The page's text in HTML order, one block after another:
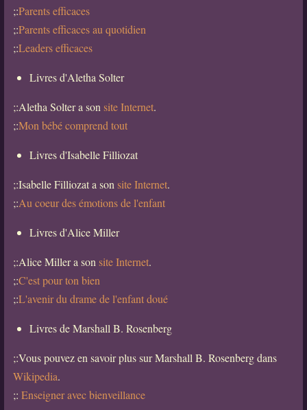
;:Parents efficaces
;:Parents efficaces au quotidien
;:Leaders efficaces
Livres d'Aletha Solter
;:Aletha Solter a son site Internet.
;:Mon bébé comprend tout
Livres d'Isabelle Filliozat
;:Isabelle Filliozat a son site Internet.
;:Au coeur des émotions de l'enfant
Livres d'Alice Miller
;:Alice Miller a son site Internet.
;:C'est pour ton bien
;:L'avenir du drame de l'enfant doué
Livres de Marshall B. Rosenberg
;:Vous pouvez en savoir plus sur Marshall B. Rosenberg dans
Wikipedia.
;: Enseigner avec bienveillance